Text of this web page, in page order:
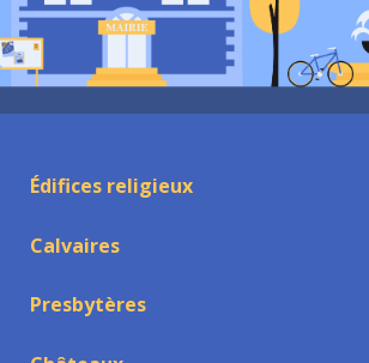
Édifices religieux
Calvaires
Presbytères